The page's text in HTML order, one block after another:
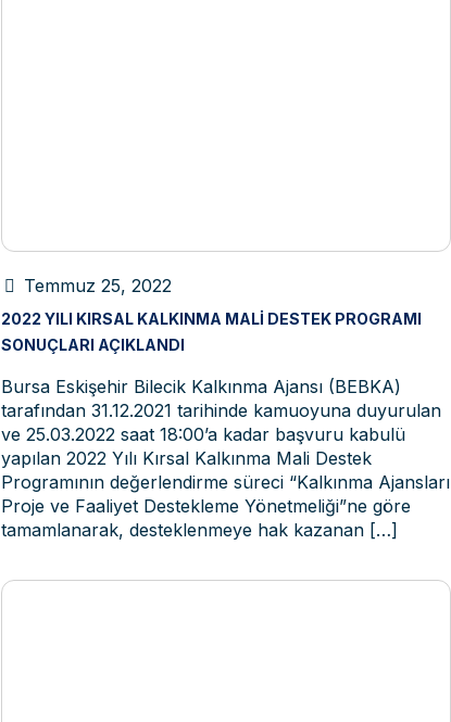
Temmuz 25, 2022
2022 YILI KIRSAL KALKINMA MALI DESTEK PROGRAMI
SONUÇLARI AÇIKLANDI
Bursa Eskişehir Bilecik Kalkınma Ajansı (BEBKA)
tarafından 31.12.2021 tarihinde kamuoyuna duyurulan
ve 25.03.2022 saat 18:00’a kadar başvuru kabulü
yapılan 2022 Yılı Kırsal Kalkınma Mali Destek
Programının değerlendirme süreci “Kalkınma Ajansları
Proje ve Faaliyet Destekleme Yönetmeliği”ne göre
tamamlanarak, desteklenmeye hak kazanan […]